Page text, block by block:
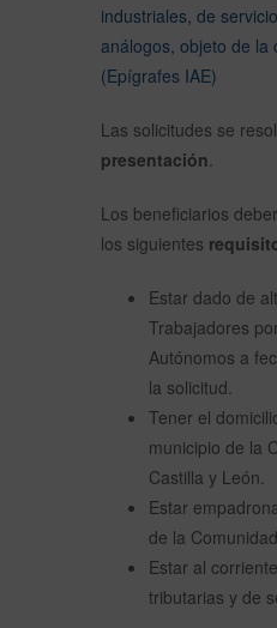
industriales, de
análogos, objeto de la
(Epígrafes IAE)
Las solicitudes se
presentación.
Los beneficiarios
los siguientes
Estar dado de
Trabajadores
Autónomos a
la solicitud.
Tener el
municipio de la
Castilla y León.
Estar
de la
Estar al
tributarias y de